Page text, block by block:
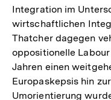
Integration im
wirtschaftlichen
Thatcher dagegen
oppositionelle
Jahren einen
Europaskepsis hin
Umorientierung